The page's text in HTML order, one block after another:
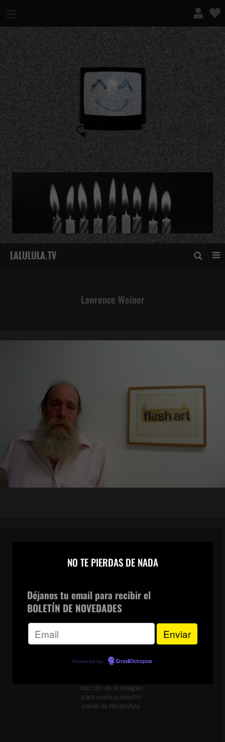
¿QUÉ ES ESTO?
Lawrence Weiner
CANAL DE WHATSAPP
haz clic en la imagen
para unirte a nuestro
canal de WhatsApp
NO TE PIERDAS DE NADA
Déjanos tu email para recibir el
BOLETÍN DE NOVEDADES
Powered by EmailOctopus